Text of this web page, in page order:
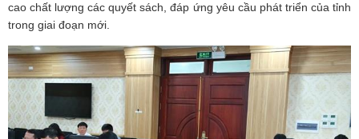
cao chất lượng các quyết sách, đáp ứng yêu cầu phát triển của tỉnh
trong giai đoạn mới.